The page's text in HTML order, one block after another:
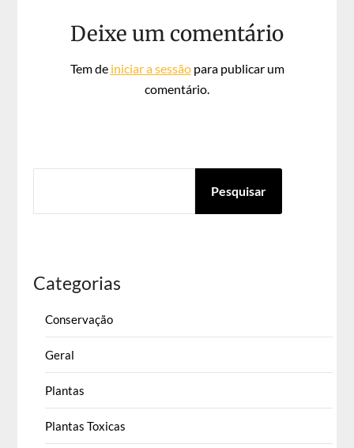
Deixe um comentário
Tem de iniciar a sessãopara publicar um
comentário.
Pesquisar
Categorias
Conservação
Geral
Plantas
Plantas Toxicas